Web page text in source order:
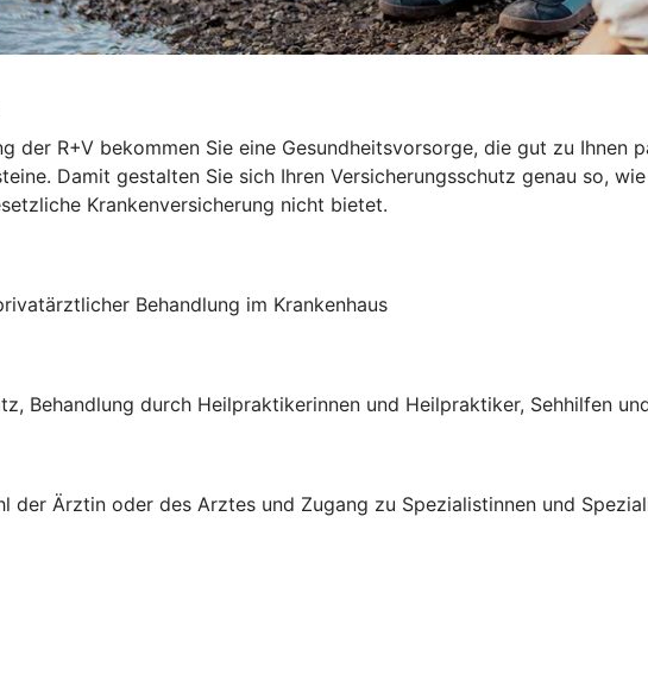
der R+V bekommen Sie eine Gesundheitsvorsorge, die gut zu Ihnen
Damit gestalten Sie sich Ihren Versicherungsschutz genau so,
Krankenversicherung nicht bietet.
Behandlung im Krankenhaus
Behandlung durch Heilpraktikerinnen und Heilpraktiker, Sehhilfen
der Ärztin oder des Arztes und Zugang zu Spezialistinnen und